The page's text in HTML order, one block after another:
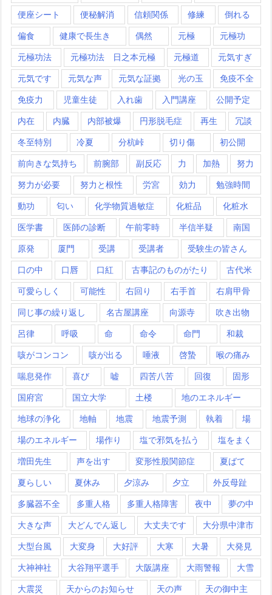
便座シート 便秘解消 信頼関係 修練 倒れる
偏食 健康で長生き 偶然 元極 元極功
元極功法 元極功法 日之本元極 元極道 元気すぎ
元気です 元気な声 元気な証拠 光の玉 免疫不全
免疫力 児童生徒 入れ歯 入門講座 公開予定
内在 内臓 内部被爆 円形脱毛症 再生 冗談
冬至特別 冷夏 分杭峠 切り傷 初公開
前向きな気持ち 前腕部 副反応 力 加熱 努力
努力が必要 努力と根性 労宮 効力 勉強時間
動功 匂い 化学物質過敏症 化粧品 化粧水
医学書 医師の診断 午前零時 半信半疑 南国
原発 厦門 受講 受講者 受験生の皆さん
口の中 口唇 口紅 古事記のものがたり 古代米
可愛らしく 可能性 右回り 右手首 右肩甲骨
同じ事の繰り返し 名古屋講座 向源寺 吹き出物
呂律 呼吸 命 命令 命門 和裁
咳がコンコン 咳が出る 唾液 啓蟄 喉の痛み
喘息発作 喜び 嘘 四苦八苦 回復 固形
国府宮 国立大学 土楼 地のエネルギー
地球の浄化 地軸 地震 地震予測 執着 場
場のエネルギー 場作り 塩で邪気を払う 塩をまく
増田先生 声を出す 変形性股関節症 夏ばて
夏らしい 夏休み 夕涼み 夕立 外反母趾
多臓器不全 多重人格 多重人格障害 夜中 夢の中
大きな声 大どんでん返し 大丈夫です 大分県中津市
大型台風 大変身 大好評 大寒 大暑 大発見
大神神社 大谷翔平選手 大阪講座 大雨警報 大雪
大震災 天からのお知らせ 天の声 天の御中主